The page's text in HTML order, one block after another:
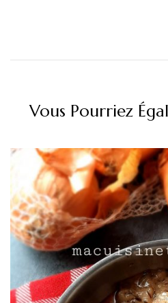
Vous Pourriez